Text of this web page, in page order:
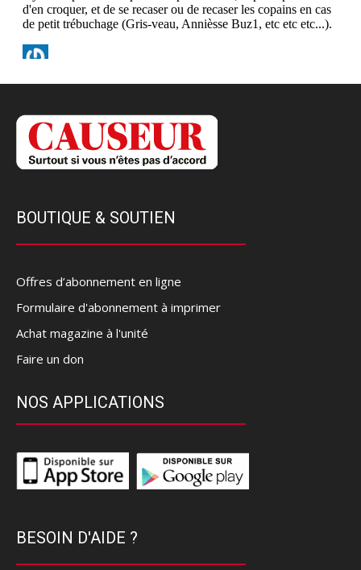
BOUTIQUE & SOUTIEN
Offres d’abonnement en ligne
Formulaire d'abonnement à imprimer
Achat magazine à l'unité
Faire un don
NOS APPLICATIONS
BESOIN D'AIDE ?